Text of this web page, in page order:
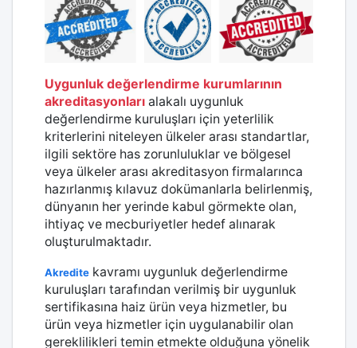
Uygunluk değerlendirme kurumlarının
akreditasyonlarıalakalı uygunluk
değerlendirme kuruluşları için yeterlilik
kriterlerini niteleyen ülkeler arası standartlar,
ilgili sektöre has zorunluluklar ve bölgesel
veya ülkeler arası akreditasyon firmalarınca
hazırlanmış kılavuz dokümanlarla belirlenmiş,
dünyanın her yerinde kabul görmekte olan,
ihtiyaç ve mecburiyetler hedef alınarak
oluşturulmaktadır.
Akreditekavramı uygunluk değerlendirme
kuruluşları tarafından verilmiş bir uygunluk
sertifikasına haiz ürün veya hizmetler, bu
ürün veya hizmetler için uygulanabilir olan
gereklilikleri temin etmekte olduğuna yönelik